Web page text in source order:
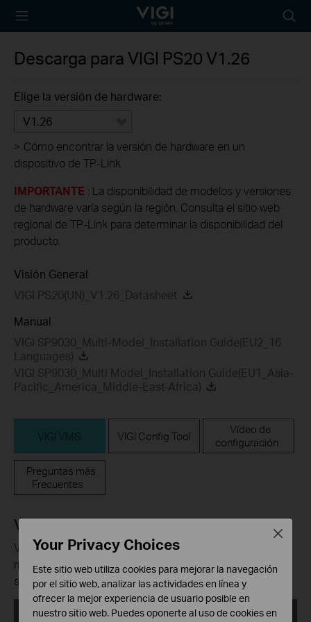
TP-Link, Reliably
Descarga para VIGI PS20 V1.26
Elige la versión de hardware:
V1.26
> Cómo encontrar la versión de hardware en un
dispositivo de TP-Link
IMPORTANTE : La disponibilidad de modelos y versiones
de hardware varía según la región. Consulta el sitio web
regional de TP-Link para determinar la disponibilidad del
producto.
Visión General
VIGI PS20(UN)_V1.26_Datasheet
Manual
VIGI SP9030_Multi-Model_Installation Guide(EU2_16
Languages)
VIGI SP9030_Multi Model_Installation Guide(EU1_Asia-
Pacific_America_Middle-East-Africa)
VIGI VMS VIGI Config Tool
Vídeo de
configuración
Preguntas más
Frecuentes
VIGI VMS
VIGI VMS is a software platform designed to effectively
manage surveillance devices and users from multiple
sites in a unified and intuitive manner.
VIGI VMS_1.8.70_64bits
Your Privacy Choices
Este sitio web utiliza cookies para mejorar la navegación
por el sitio web, analizar las actividades en línea y
ofrecer la mejor experiencia de usuario posible en
nuestro sitio web. Puedes oponerte al uso de cookies en
Close